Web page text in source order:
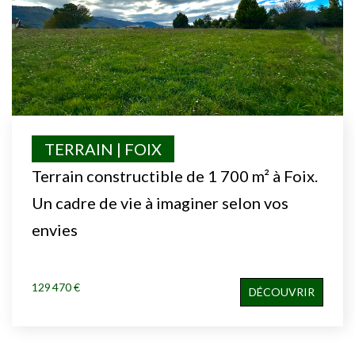
Terrain constructible de 1 700 m² à Foix.
Un cadre de vie à imaginer selon vos
envies
TERRAIN | FOIX
129 470 € DÉCOUVRIR